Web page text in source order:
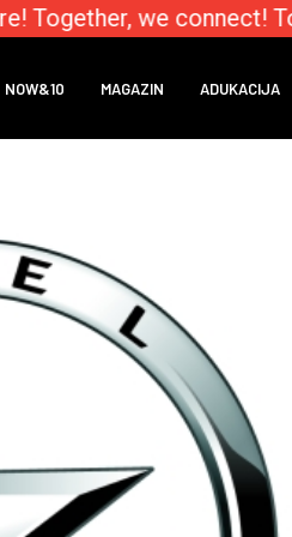
we connect!
NOW&10 MAGAZIN ADUKACIJA